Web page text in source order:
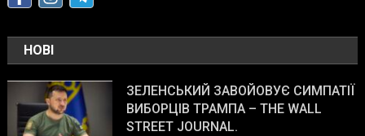
НОВІ
ЗЕЛЕНСЬКИЙ ЗАВОЙОВУЄ СИМПАТІЇ
ВИБОРЦІВ ТРАМПА – THE WALL
STREET JOURNAL.